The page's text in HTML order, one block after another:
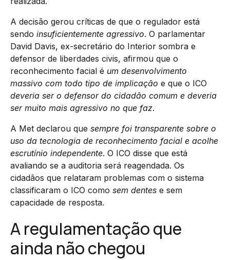
A decisão gerou críticas de que o regulador está
sendo insuficientemente agressivo. O parlamentar
David Davis, ex-secretário do Interior sombra e
defensor de liberdades civis, afirmou que o
reconhecimento facial é um desenvolvimento
massivo com todo tipo de implicação e que o ICO
deveria ser o defensor do cidadão comum e deveria
ser muito mais agressivo no que faz.
A Met declarou que sempre foi transparente sobre o
uso da tecnologia de reconhecimento facial e acolhe
escrutínio independente. O ICO disse que está
avaliando se a auditoria será reagendada. Os
cidadãos que relataram problemas com o sistema
classificaram o ICO como sem dentes e sem
capacidade de resposta.
A regulamentação que
ainda não chegou